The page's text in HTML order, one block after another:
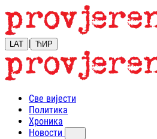
LAT | ЋИР
Све вијести
Политика
Хроника
Новости